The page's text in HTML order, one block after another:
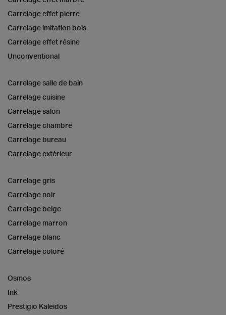
Carrelage effet pierre
Carrelage imitation bois
Carrelage effet résine
Unconventional
Carrelage salle de bain
Carrelage cuisine
Carrelage salon
Carrelage chambre
Carrelage bureau
Carrelage extérieur
Carrelage gris
Carrelage noir
Carrelage beige
Carrelage marron
Carrelage blanc
Carrelage coloré
Osmos
Ink
Prestigio Kaleidos